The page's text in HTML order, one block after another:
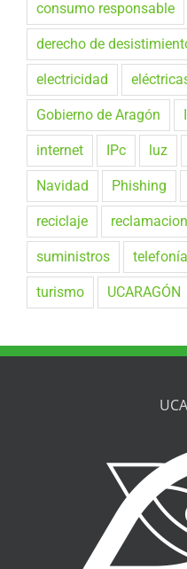
consumo responsable
derecho de
electricidad
Gobierno de Aragón
internet IPc luz
Navidad Phishing
reciclaje
suministros telefonía
turismo UCARAGÓN